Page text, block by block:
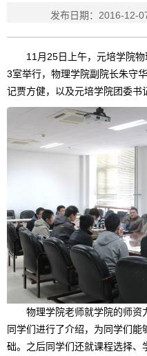
发布日期：2016-12-
11月25日上午，元培学院
3室举行，物理学院副院长朱守
记贾方健，以及元培学院团委书
物理学院老师就学院的师资
同学们进行了介绍，为同学们
础。之后同学们还就课程选择、